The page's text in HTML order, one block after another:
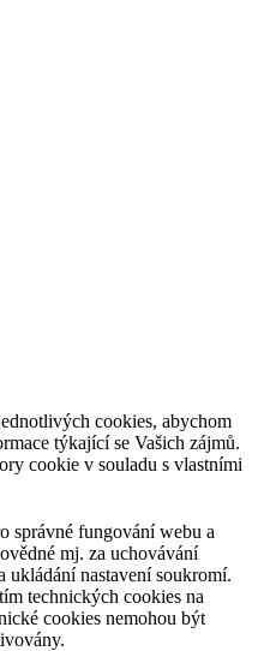
cookies, abychom
týkající se Vašich zájmů.
cookie v souladu s vlastními
správné fungování webu a
mj. za uchovávání
ukládání nastavení soukromí.
technických cookies na
cookies nemohou být